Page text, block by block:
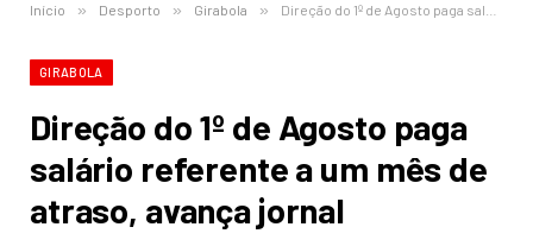
Início » Desporto » Girabola » Direção do 1º de Agosto paga salário referente a um mês de atraso, avança jornal
GIRABOLA
Direção do 1º de Agosto paga
salário referente a um mês de
atraso, avança jornal